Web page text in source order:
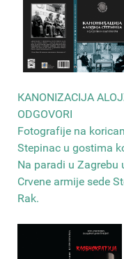
КANONIZACIJA
ODGOVORI
Fotografije na
Stepinac u gostima
Na paradi u Zagrebu
Crvene armije sede
Rak.